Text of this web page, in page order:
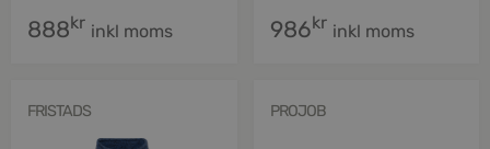
888kr inkl moms 986kr inkl moms
FRISTADS PROJOB